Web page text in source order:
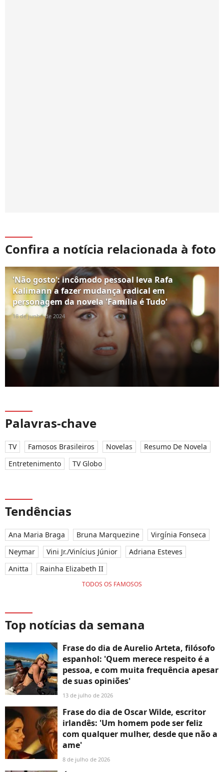
Confira a notícia relacionada à foto
'Não gosto': incômodo pessoal leva Rafa
Kalimann a fazer mudança radical em
personagem da novela 'Família é Tudo'
18 de junho de 2024
Palavras-chave
TV Famosos Brasileiros Novelas
Resumo De Novela
Entretenimento
TV Globo
Tendências
Ana Maria Braga Bruna Marquezine
Virgínia Fonseca
Neymar
Vini Jr./Vinícius Júnior
Adriana Esteves
Anitta
Rainha Elizabeth II
TODOS OS FAMOSOS
Top notícias da semana
Frase do dia de Aurelio Arteta, filósofo
espanhol: 'Quem merece respeito é a
pessoa, e com muita frequência apesar
de suas opiniões'
13 de julho de 2026
Frase do dia de Oscar Wilde, escritor
irlandês: 'Um homem pode ser feliz
com qualquer mulher, desde que não a
ame'
8 de julho de 2026